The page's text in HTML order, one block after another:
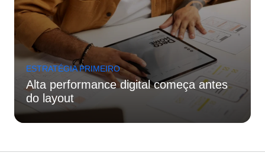
ESTRATÉGIA PRIMEIRO
Alta performance digital começa antes
do layout